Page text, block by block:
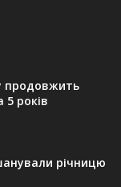
продовжить
років
річницю